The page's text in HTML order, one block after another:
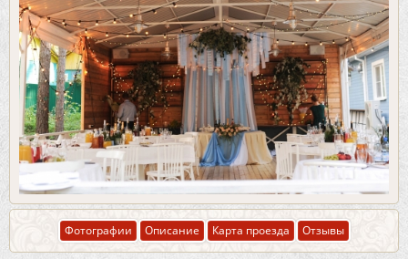
Фотографии Описание Карта проезда Отзывы